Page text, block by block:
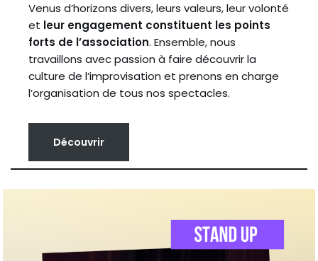
Venus d’horizons divers, leurs valeurs, leur volonté
et leur engagement constituent les points
forts de l’association. Ensemble, nous
travaillons avec passion à faire découvrir la
culture de l’improvisation et prenons en charge
l’organisation de tous nos spectacles.
Découvrir